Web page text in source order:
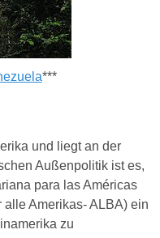
***
und liegt an der
Außenpolitik ist es,
para las Américas
Amerikas- ALBA) ein
zu